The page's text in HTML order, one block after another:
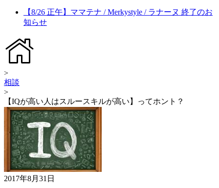
【8/26 正午】ママテナ / Merkystyle / ラナーヌ 終了のお
知らせ
>
相談
>
【IQが高い人はスルースキルが高い】ってホント？
2017年8月31日